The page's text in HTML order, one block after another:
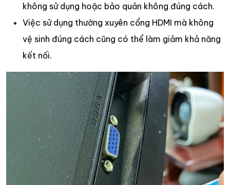
không sử dụng hoặc bảo quản không đúng cách.
Việc sử dụng thường xuyên cổng HDMI mà không
vệ sinh đúng cách cũng có thể làm giảm khả năng
kết nối.